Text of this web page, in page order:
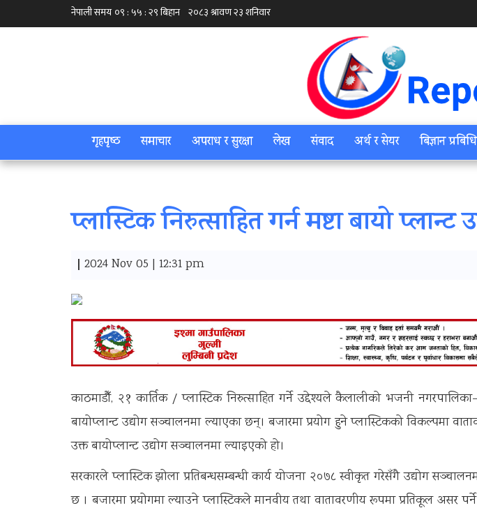
गृहपृष्‍ठ समाचार अपराध र सुरक्षा लेख संवाद अर्थ र सेयर बिज्ञान प्रबिधि
प्लास्टिक निरुत्साहित गर्न मष्टा बायो
| 2024 Nov 05 | 12:31 pm
काठमाडौँ, २१ कार्तिक / प्लास्टिक निरुत्साहित गर्ने उद्देश्यले कैलालीको भजनी
बायोप्लान्ट उद्योग सञ्चालनमा ल्याएका छन्। बजारमा प्रयोग हुने प्लास्टिकको विकल्पमा
उक्त बायोप्लान्ट उद्योग सञ्चालनमा ल्याइएको हो।
सरकारले प्लास्टिक झोला प्रतिबन्धसम्बन्धी कार्य योजना २०७८ स्वीकृत गरेसँगै उद्योग
छ । बजारमा प्रयोगमा ल्याउने प्लास्टिकले मानवीय तथा वातावरणीय रूपमा प्रतिकूल असर